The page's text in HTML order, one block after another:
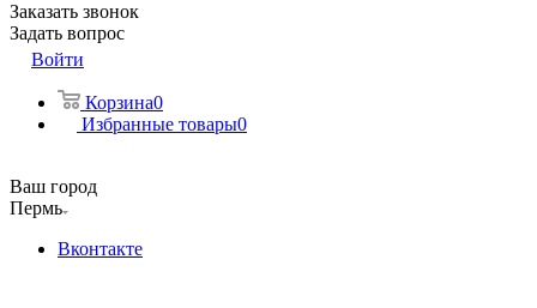
Заказать звонок
Задать вопрос
Войти
Корзина0
Избранные товары0
Ваш город
Пермь
Вконтакте